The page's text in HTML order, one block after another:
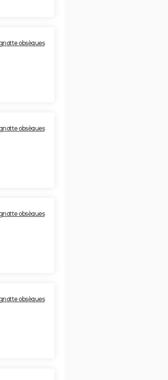
obsèques
obsèques
obsèques
obsèques